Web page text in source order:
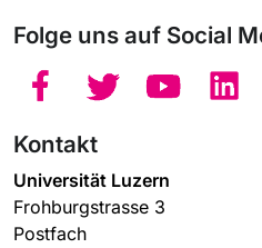
Folge uns auf Social
Kontakt
Universität Luzern
Frohburgstrasse 3
Postfach